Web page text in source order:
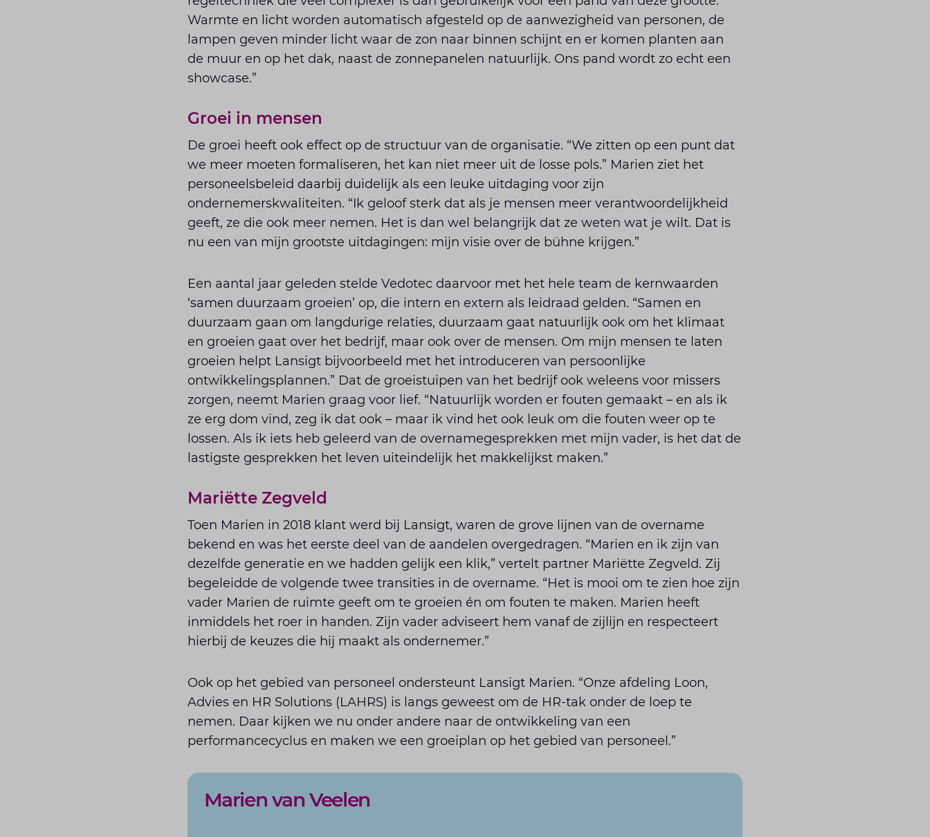
Warmte en licht worden automatisch afgesteld op de aanwezigheid van personen, de
lampen geven minder licht waar de zon naar binnen schijnt en er komen planten aan
de muur en op het dak, naast de zonnepanelen natuurlijk. Ons pand wordt zo echt een
showcase.”
Groei in mensen
De groei heeft ook effect op de structuur van de organisatie. “We zitten op een punt dat
we meer moeten formaliseren, het kan niet meer uit de losse pols.” Marien ziet het
personeelsbeleid daarbij duidelijk als een leuke uitdaging voor zijn
ondernemerskwaliteiten. “Ik geloof sterk dat als je mensen meer verantwoordelijkheid
geeft, ze die ook meer nemen. Het is dan wel belangrijk dat ze weten wat je wilt. Dat is
nu een van mijn grootste uitdagingen: mijn visie over de bühne krijgen.”
Een aantal jaar geleden stelde Vedotec daarvoor met het hele team de kernwaarden
‘samen duurzaam groeien’ op, die intern en extern als leidraad gelden. “Samen en
duurzaam gaan om langdurige relaties, duurzaam gaat natuurlijk ook om het klimaat
en groeien gaat over het bedrijf, maar ook over de mensen. Om mijn mensen te laten
groeien helpt Lansigt bijvoorbeeld met het introduceren van persoonlijke
ontwikkelingsplannen.” Dat de groeistuipen van het bedrijf ook weleens voor missers
zorgen, neemt Marien graag voor lief. “Natuurlijk worden er fouten gemaakt – en als ik
ze erg dom vind, zeg ik dat ook – maar ik vind het ook leuk om die fouten weer op te
lossen. Als ik iets heb geleerd van de overnamegesprekken met mijn vader, is het dat de
lastigste gesprekken het leven uiteindelijk het makkelijkst maken.”
Mariëtte Zegveld
Toen Marien in 2018 klant werd bij Lansigt, waren de grove lijnen van de overname
bekend en was het eerste deel van de aandelen overgedragen. “Marien en ik zijn van
dezelfde generatie en we hadden gelijk een klik,” vertelt partner Mariëtte Zegveld. Zij
begeleidde de volgende twee transities in de overname. “Het is mooi om te zien hoe zijn
vader Marien de ruimte geeft om te groeien én om fouten te maken. Marien heeft
inmiddels het roer in handen. Zijn vader adviseert hem vanaf de zijlijn en respecteert
hierbij de keuzes die hij maakt als ondernemer.”
Ook op het gebied van personeel ondersteunt Lansigt Marien. “Onze afdeling Loon,
Advies en HR Solutions (LAHRS) is langs geweest om de HR-tak onder de loep te
nemen. Daar kijken we nu onder andere naar de ontwikkeling van een
performancecyclus en maken we een groeiplan op het gebied van personeel.”
Marien van Veelen